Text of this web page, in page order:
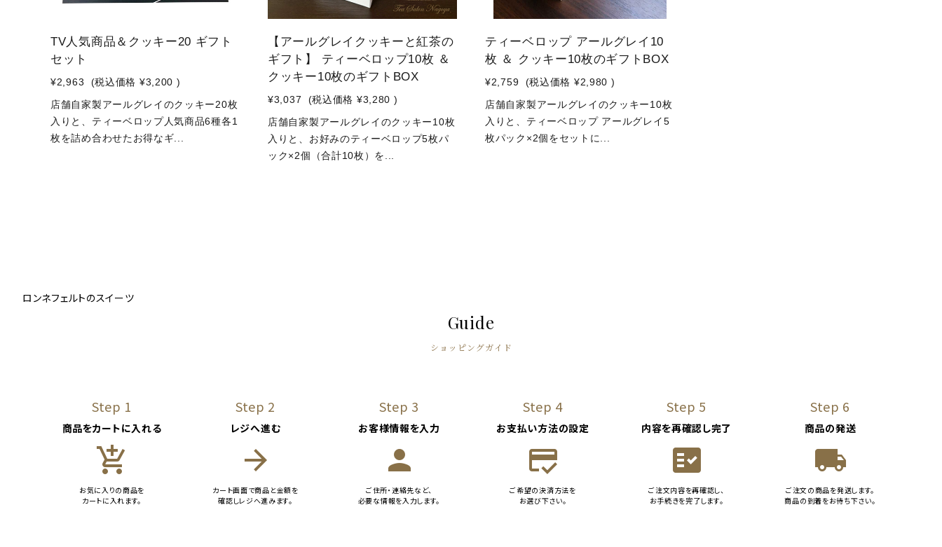
TV人気商品＆クッキー20 ギフト
セット
¥2,963 (税込価格 ¥3,200 )
店舗自家製アールグレイのクッキー20枚
入りと、ティーベロップ人気商品6種各1
枚を詰め合わせたお得なギ...
【アールグレイクッキーと紅茶の
ギフト】 ティーベロップ10枚 ＆
クッキー10枚のギフトBOX
¥3,037 (税込価格 ¥3,280 )
店舗自家製アールグレイのクッキー10枚
入りと、お好みのティーベロップ5枚パ
ック×2個（合計10枚）を...
ティーベロップ アールグレイ10
枚 ＆ クッキー10枚のギフトBOX
¥2,759 (税込価格 ¥2,980 )
店舗自家製アールグレイのクッキー10枚
入りと、ティーベロップ アールグレイ5
枚パック×2個をセットに...
ロンネフェルトのスイーツ
Guide
ショッピングガイド
Step 1
商品をカートに入れる
add_shopping_cart
お気に入りの商品を
カートに入れます。
Step 2
レジへ進む
arrow_forward
カート画面で商品と金額を
確認しレジへ進みます。
Step 3
お客様情報を入力
person
ご住所・連絡先など、
必要な情報を入力します。
Step 4
お支払い方法の設定
credit_score
ご希望の決済方法を
お選び下さい。
Step 5
内容を再確認し完了
fact_check
ご注文内容を再確認し、
お手続きを完了します。
Step 6
商品の発送
local_shipping
ご注文の商品を発送します。
商品の到着をお待ち下さい。